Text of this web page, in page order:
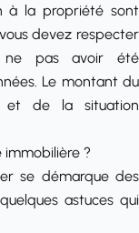
à la propriété sont
devez respecter
ne pas avoir été
Le montant du
et de la situation
?
se démarque des
astuces qui